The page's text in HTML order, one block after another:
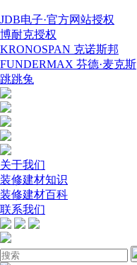
JDB电子·官方网站授权
博耐克授权
KRONOSPAN 克诺斯邦
FUNDERMAX 芬德·麦克斯
跳跳兔
关于我们
装修建材知识
装修建材百科
联系我们